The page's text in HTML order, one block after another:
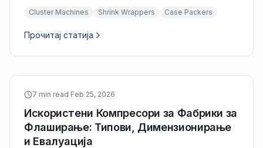
Cluster Machines Shrink Wrappers Case Packers
Прочитај статија
7 min read·Feb 25, 2026
Искористени Компресори за Фабрики за
Флаширање: Типови, Димензионирање
и Евалуација